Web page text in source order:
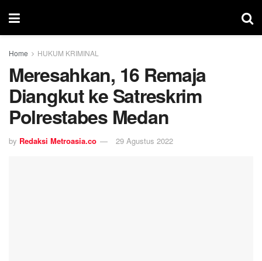
Home HUKUM KRIMINAL
Meresahkan, 16 Remaja
Diangkut ke Satreskrim
Polrestabes Medan
by Redaksi Metroasia.co 29 Agustus 2022